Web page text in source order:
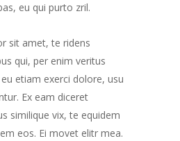
eu qui purto zril.
sit amet, te ridens
qui, per enim veritus
etiam exerci dolore, usu
Ex eam diceret
similique vix, te equidem
eos. Ei movet elitr mea.